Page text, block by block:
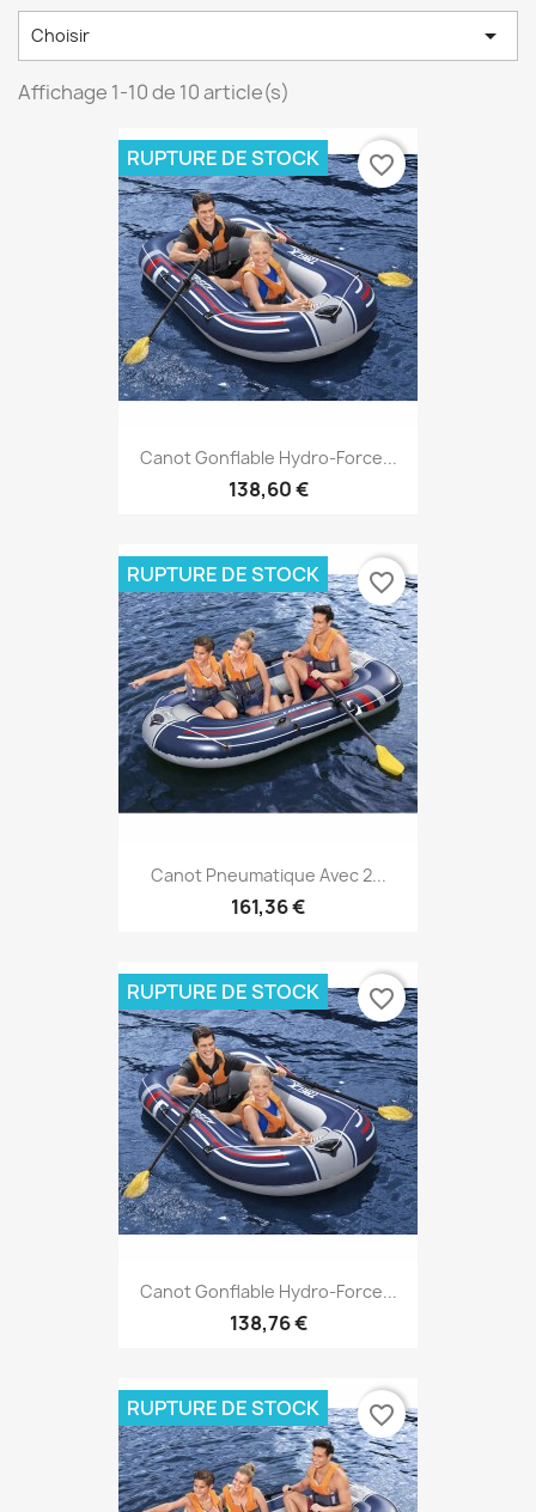
Choisir 
Affichage 1-10 de 10 article(s)
Canot Gonflable Hydro-Force...
138,60 €
RUPTURE DE STOCK favorite_border
Canot Pneumatique Avec 2...
161,36 €
RUPTURE DE STOCK favorite_border
Canot Gonflable Hydro-Force...
138,76 €
RUPTURE DE STOCK favorite_border
RUPTURE DE STOCK favorite_border